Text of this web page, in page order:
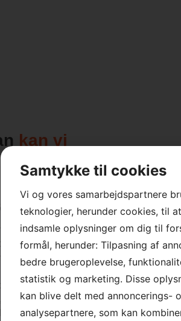
kan vi
eller vil du
hvordan vi kan
dine
er du altid
til at
så vi kan finde
på dine
*
E-
*
*
Besked
*
*
Samtykke til cookies
Vi og vores samarbejdspartnere
teknologier, herunder cookies, til at
indsamle oplysninger om dig til
formål, herunder: Tilpasning af
bedre brugeroplevelse,
statistik og marketing. Disse
kan blive delt med annoncerings-
analysepartnere, som kan